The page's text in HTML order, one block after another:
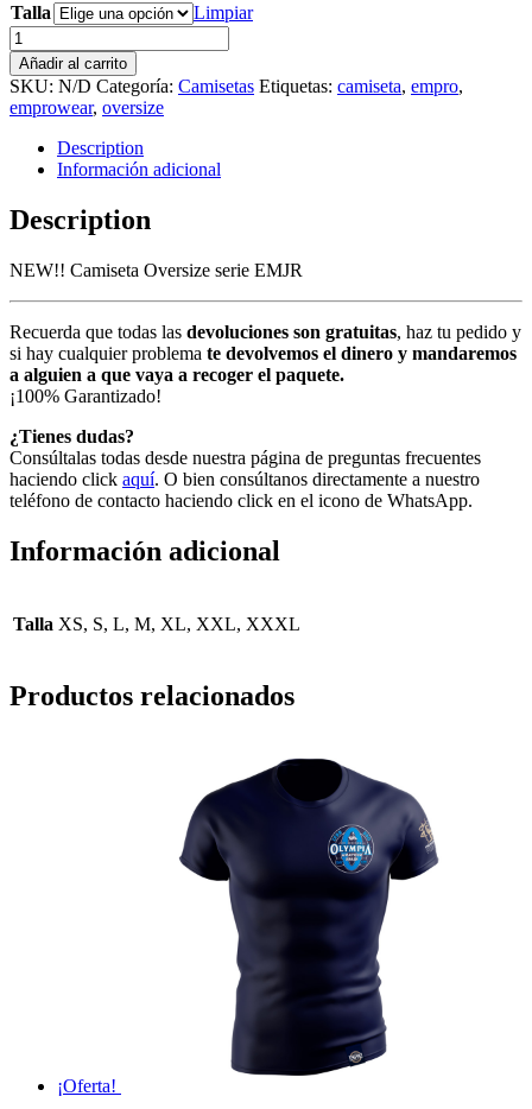
Talla
Limpiar
Camiseta
Oversize
serie
EMJR
cantidad
Añadir al carrito
SKU: N/D Categoría: Camisetas Etiquetas: camiseta, empro,
emprowear, oversize
Description
Información adicional
Description
NEW!! Camiseta Oversize serie EMJR
Recuerda que todas las devoluciones son gratuitas, haz tu pedido y
si hay cualquier problema te devolvemos el dinero y mandaremos
a alguien a que vaya a recoger el paquete.
¡100% Garantizado!
¿Tienes dudas?
Consúltalas todas desde nuestra página de preguntas frecuentes
haciendo click aquí. O bien consúltanos directamente a nuestro
teléfono de contacto haciendo click en el icono de WhatsApp.
Información adicional
Talla XS, S, L, M, XL, XXL, XXXL
Productos relacionados
¡Oferta!